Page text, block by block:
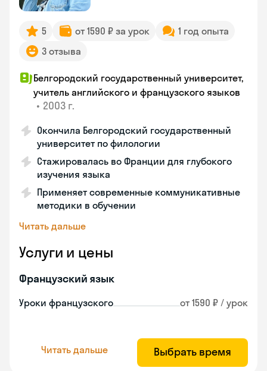
5 от 1590 ₽ за урок
1 год опыта
3 отзыва
Белгородский государственный университет,
учитель английского и французского языков
• 2003 г.
Окончила Белгородский государственный
университет по филологии
Стажировалась во Франции для глубокого
изучения языка
Применяет современные коммуникативные
методики в обучении
Читать дальше
Услуги и цены
Французский язык
Уроки французского от 1590 ₽ / урок
Читать дальше Выбрать время